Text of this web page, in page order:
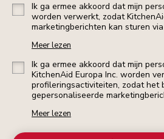
Ik ga ermee akkoord dat mijn
worden verwerkt, zodat
marketingberichten kan sturen
Meer lezen
Ik ga ermee akkoord dat mijn
KitchenAid Europa Inc. worden
profileringsactiviteiten, zodat het
gepersonaliseerde
Meer lezen